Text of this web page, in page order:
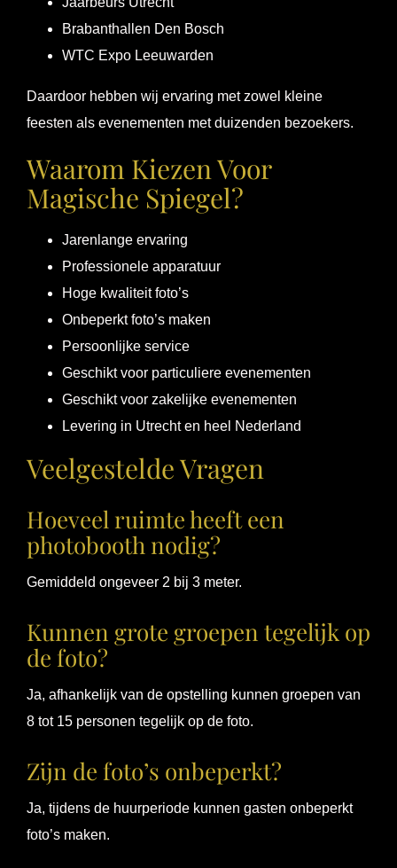
Brabanthallen Den Bosch
WTC Expo Leeuwarden
Daardoor hebben wij ervaring met zowel kleine
feesten als evenementen met duizenden bezoekers.
Waarom Kiezen Voor
Magische Spiegel?
Jarenlange ervaring
Professionele apparatuur
Hoge kwaliteit foto’s
Onbeperkt foto’s maken
Persoonlijke service
Geschikt voor particuliere evenementen
Geschikt voor zakelijke evenementen
Levering in Utrecht en heel Nederland
Veelgestelde Vragen
Hoeveel ruimte heeft een
photobooth nodig?
Gemiddeld ongeveer 2 bij 3 meter.
Kunnen grote groepen tegelijk op
de foto?
Ja, afhankelijk van de opstelling kunnen groepen van
8 tot 15 personen tegelijk op de foto.
Zijn de foto’s onbeperkt?
Ja, tijdens de huurperiode kunnen gasten onbeperkt
foto’s maken.